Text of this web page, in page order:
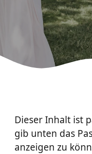
Dieser Inhalt ist
gib unten das
anzeigen zu